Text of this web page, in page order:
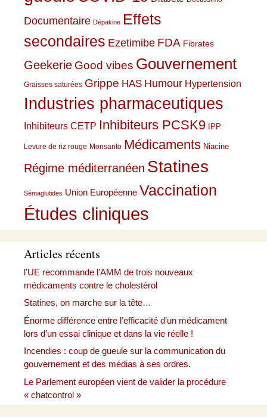
Documentaire Dépakine Effets
secondaires Ezetimibe FDA Fibrates
Geekerie Good vibes Gouvernement
Graisses saturées Grippe HAS Humour Hypertension
Industries pharmaceutiques
Inhibiteurs CETP Inhibiteurs PCSK9 IPP
Levure de riz rouge Monsanto Médicaments Niacine
Régime méditerranéen Statines
Sémaglutides Union Européenne Vaccination
Études cliniques
Articles récents
l’UE recommande l’AMM de trois nouveaux
médicaments contre le cholestérol
Statines, on marche sur la tête…
Énorme différence entre l’efficacité d’un médicament
lors d’un essai clinique et dans la vie réelle !
Incendies : coup de gueule sur la communication du
gouvernement et des médias à ses ordres.
Le Parlement européen vient de valider la procédure
« chatcontrol »